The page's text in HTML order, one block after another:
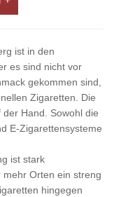
ist in den
es sind nicht vor
gekommen sind,
Zigaretten. Die
Hand. Sowohl die
E-Zigarettensysteme
ist stark
Orten ein streng
hingegen